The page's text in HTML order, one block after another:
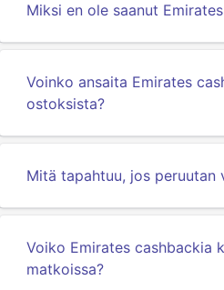
Miksi en ole saanut
Voinko ansaita Emirates
ostoksista?
Mitä tapahtuu, jos peruutan
Voiko Emirates cashbackia
matkoissa?